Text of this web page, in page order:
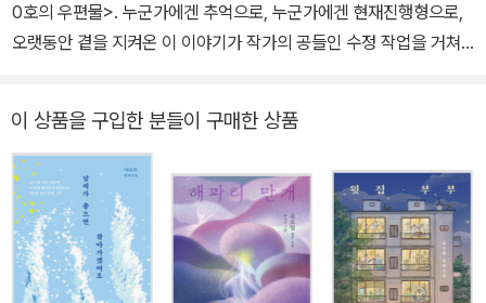
0호의 우편물>. 누군가에겐 추억으로, 누군가에겐 현재진행형으로,
오랫동안 곁을 지켜온 이 이야기가 작가의 공들인 수정 작업을 거쳐
미를 가졌고 세상과 사랑에 큰 기대없이 살아가려고 애쓰지만, 개편
을 맞아 새로운 피디 이건과 프로그램을 함께하면서 인생 목표에 차
질이 생기기 시작한다. 그저 자신의 삶을 꾸리며 평온하게 살고 싶을
뿐이었는데. 그런 진솔의 울타리를 매번 부드럽게 노크하며 문밖으로
불러내는 듯한 건을 마냥 외면할 수가 없다. 30대 초중반, 적당히 쓸
쓸하고 마음 한 자락 조용히 접어버린 이들이, 그럼에도 ‘다시 한번 사
이 상품을 구입한 분들이 구매한 상품